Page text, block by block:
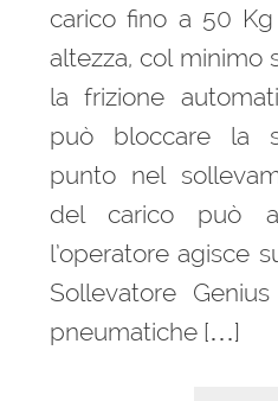
carico fino a 50
altezza, col minimo
la frizione
può bloccare la
punto nel
del carico può
l’operatore agisce
Sollevatore
pneumatiche […]